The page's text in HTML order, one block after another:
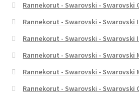
Rannekorut - Swarovski - Swarovski
Rannekorut - Swarovski - Swarovski
Rannekorut - Swarovski - Swarovski
Rannekorut - Swarovski - Swarovski
Rannekorut - Swarovski - Swarovski
Rannekorut - Swarovski - Swarovski